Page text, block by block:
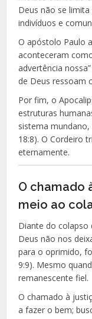
Deus não se
indivíduos e
O apóstolo Paulo
aconteceram
advertência
de Deus ressoam
Por fim, o
estruturas
sistema
18:8). O Cordeiro
eternamente.
O chamado
meio ao
Diante do colapso
Deus não nos
para o oprimido,
9:9). Mesmo
remanescente fiel.
O chamado à
a fazer o bem;